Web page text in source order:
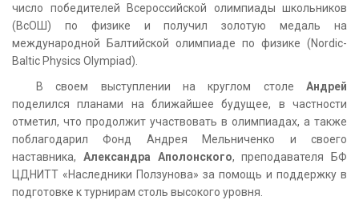
число победителей Всероссийской олимпиады школьников
(ВсОШ) по физике и получил золотую медаль на
международной Балтийской олимпиаде по физике (Nordic-
Baltic Physics Olympiad).
В своем выступлении на круглом столе Андрей
поделился планами на ближайшее будущее, в частности
отметил, что продолжит участвовать в олимпиадах, а также
поблагодарил Фонд Андрея Мельниченко и своего
наставника, Александра Аполонского, преподавателя БФ
ЦДНИТТ «Наследники Ползунова» за помощь и поддержку в
подготовке к турнирам столь высокого уровня.